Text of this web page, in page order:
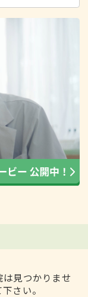
見つかりませ
さい。